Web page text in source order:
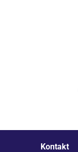
Kontakt